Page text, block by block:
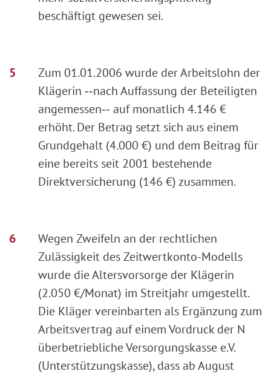
beschäftigt gewesen sei.
Zum 01.01.2006 wurde der Arbeitslohn der
Klägerin ‑‑nach Auffassung der Beteiligten
angemessen‑‑ auf monatlich 4.146 €
erhöht. Der Betrag setzt sich aus einem
Grundgehalt (4.000 €) und dem Beitrag für
eine bereits seit 2001 bestehende
Direktversicherung (146 €) zusammen.
Wegen Zweifeln an der rechtlichen
Zulässigkeit des Zeitwertkonto-Modells
wurde die Altersvorsorge der Klägerin
(2.050 €/Monat) im Streitjahr umgestellt.
Die Kläger vereinbarten als Ergänzung zum
Arbeitsvertrag auf einem Vordruck der N
überbetriebliche Versorgungskasse e.V.
(Unterstützungskasse), dass ab August